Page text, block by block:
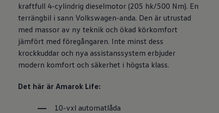
kraftfull 4-cylindrig dieselmotor (205 hk/500 Nm). En
terrängbil i sann Volkswagen-anda. Den är utrustad
med massor av ny teknik och ökad körkomfort
jämfört med föregångaren. Inte minst dess
krockkuddar och nya assistanssystem erbjuder
modern komfort och säkerhet i högsta klass.
Det här är Amarok Life:
10-vxl automatlåda